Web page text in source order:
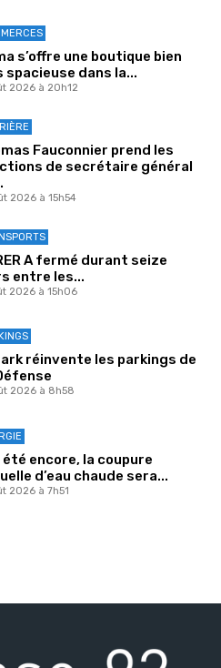
s’offre une boutique bien
spacieuse dans la...
2026 à 20h12
Fauconnier prend les
de secrétaire général
2026 à 15h54
A fermé durant seize
entre les...
2026 à 15h06
réinvente les parkings de
2026 à 8h58
été encore, la coupure
d’eau chaude sera...
2026 à 7h51